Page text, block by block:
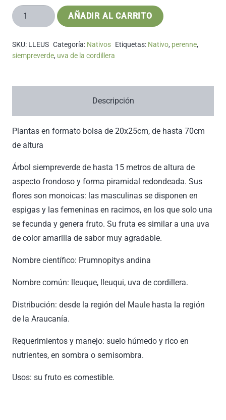
Lleuque
cantidad
AÑADIR AL CARRITO
SKU: LLEUS Categoría: Nativos Etiquetas: Nativo, perenne,
siempreverde, uva de la cordillera
Descripción
Plantas en formato bolsa de 20x25cm, de hasta 70cm
de altura
Árbol siempreverde de hasta 15 metros de altura de
aspecto frondoso y forma piramidal redondeada. Sus
flores son monoicas: las masculinas se disponen en
espigas y las femeninas en racimos, en los que solo una
se fecunda y genera fruto. Su fruta es similar a una uva
de color amarilla de sabor muy agradable.
Nombre científico: Prumnopitys andina
Nombre común: lleuque, lleuqui, uva de cordillera.
Distribución: desde la región del Maule hasta la región
de la Araucanía.
Requerimientos y manejo: suelo húmedo y rico en
nutrientes, en sombra o semisombra.
Usos: su fruto es comestible.